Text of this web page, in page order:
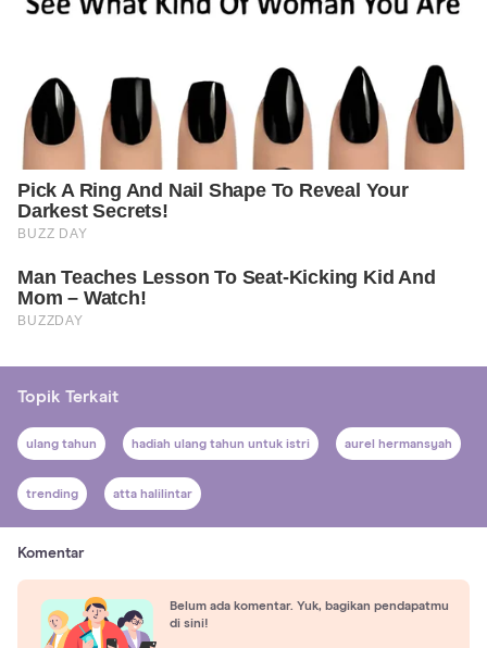
Topik Terkait
ulang tahun hadiah ulang tahun untuk istri aurel hermansyah
trending atta halilintar
Komentar
Belum ada komentar. Yuk, bagikan pendapatmu
di sini!